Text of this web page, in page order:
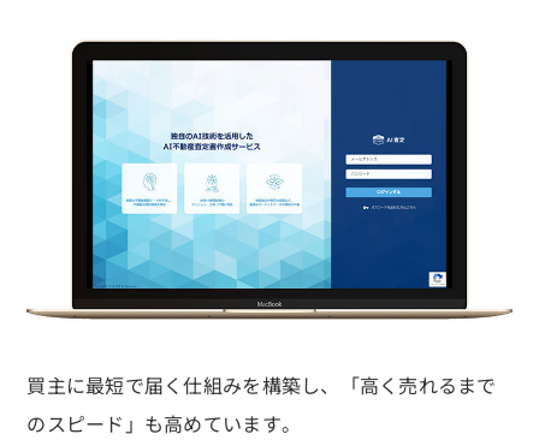
買主に最短で届く仕組みを構築し、「高く売れるまで
のスピード」も高めています。